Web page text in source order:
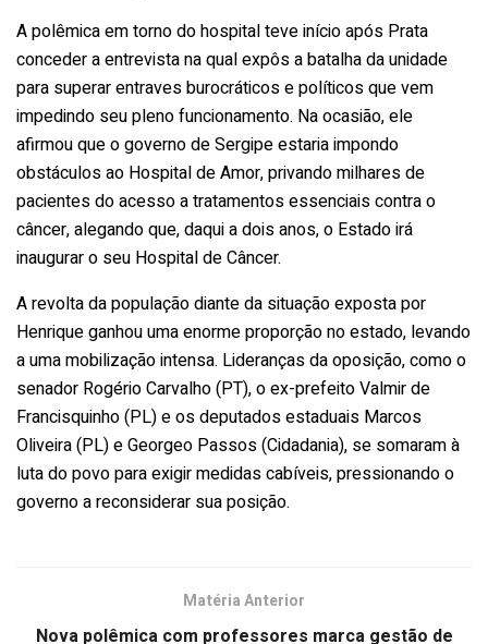
A polêmica em torno do hospital teve início após Prata
conceder a entrevista na qual expôs a batalha da unidade
para superar entraves burocráticos e políticos que vem
impedindo seu pleno funcionamento. Na ocasião, ele
afirmou que o governo de Sergipe estaria impondo
obstáculos ao Hospital de Amor, privando milhares de
pacientes do acesso a tratamentos essenciais contra o
câncer, alegando que, daqui a dois anos, o Estado irá
inaugurar o seu Hospital de Câncer.
A revolta da população diante da situação exposta por
Henrique ganhou uma enorme proporção no estado, levando
a uma mobilização intensa. Lideranças da oposição, como o
senador Rogério Carvalho (PT), o ex-prefeito Valmir de
Francisquinho (PL) e os deputados estaduais Marcos
Oliveira (PL) e Georgeo Passos (Cidadania), se somaram à
luta do povo para exigir medidas cabíveis, pressionando o
governo a reconsiderar sua posição.
Matéria Anterior
Nova polêmica com professores marca gestão de